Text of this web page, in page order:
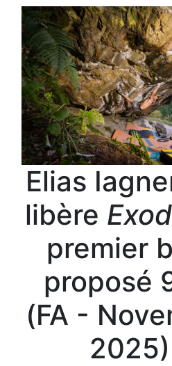
Elias
libère
premier
proposé
(FA -
2025)